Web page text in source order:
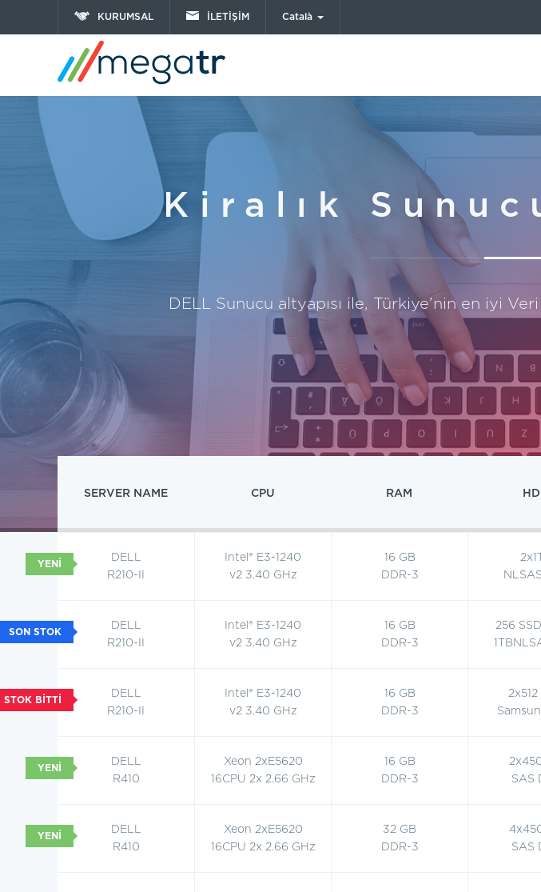
KURUMSAL İLETİŞİM Català
Kiralık
DELL Sunucu altyapısı ile, Türkiye’nin en iyi
SERVER NAME CPU RAM
DELL
R210-II
Intel® E3-1240
v2 3.40 GHz
16 GB
DDR-3
DELL
R210-II
Intel® E3-1240
v2 3.40 GHz
16 GB
DDR-3
256
DELL
R210-II
Intel® E3-1240
v2 3.40 GHz
16 GB
DDR-3
2x512
DELL
R410
Xeon 2xE5620
16CPU 2x 2.66 GHz
16 GB
DDR-3
SAS
DELL
R410
Xeon 2xE5620
16CPU 2x 2.66 GHz
32 GB
DDR-3
SAS